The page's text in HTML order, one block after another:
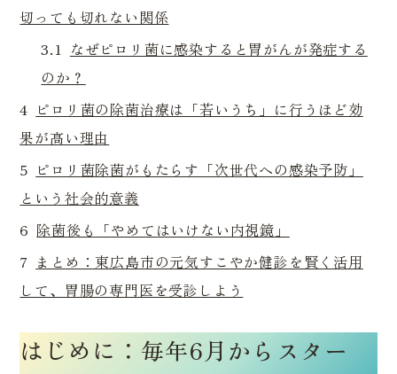
切っても切れない関係
3.1 なぜピロリ菌に感染すると胃がんが発症する
のか？
4 ピロリ菌の除菌治療は「若いうち」に行うほど効
果が高い理由
5 ピロリ菌除菌がもたらす「次世代への感染予防」
という社会的意義
6 除菌後も「やめてはいけない内視鏡」
7 まとめ：東広島市の元気すこやか健診を賢く活用
して、胃腸の専門医を受診しよう
はじめに：毎年6月からスター